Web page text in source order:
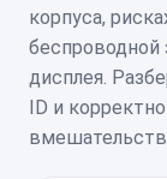
корпуса,
беспроводной
дисплея.
ID и